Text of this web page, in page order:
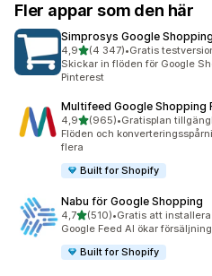
Fler appar som den här
Simprosys Google
4,9av 5 stjärnor
(4 347)
4347 recensioner totalt
•Gratis
Skickar in flöden för Google
Pinterest
Multifeed Google Shopping
4,9av 5 stjärnor
(965)
965 recensioner totalt
•Gratisplan
Flöden och
flera
Built for Shopify
Nabu för Google Shopping
4,7av 5 stjärnor
(510)
510 recensioner totalt
•Gratis att installera
Google Feed AI ökar försäljning
Built for Shopify